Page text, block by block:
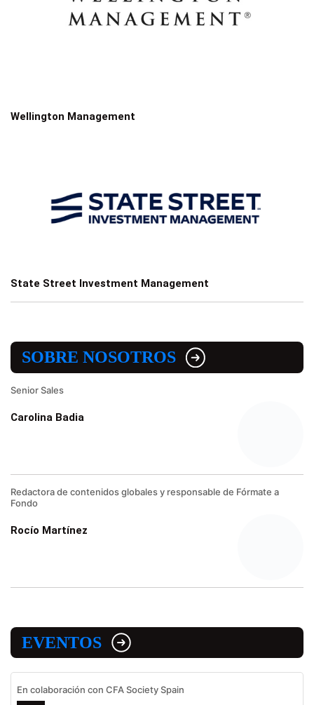
Wellington Management
State Street Investment Management
SOBRE NOSOTROS
Senior Sales
Carolina Badia
Redactora de contenidos globales y responsable de Fórmate a
Fondo
Rocío Martínez
EVENTOS
En colaboración con CFA Society Spain